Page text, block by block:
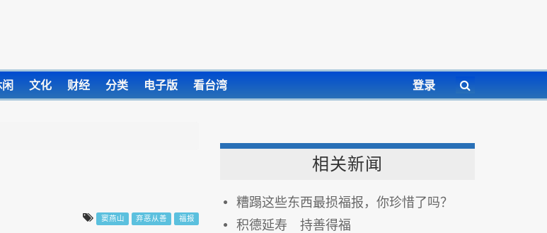
文化 财经 分类 电子版 看台湾 登录
窦燕山 弃恶从善 福报
相关新闻
糟蹋这些东西最损福报，你珍惜了吗？
积德延寿 持善得福